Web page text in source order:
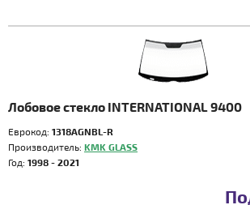
Лобовое стекло INTERNATIONAL 9400
Еврокод: 1318AGNBL-R
Производитель: KMK GLASS
Год: 1998 - 2021